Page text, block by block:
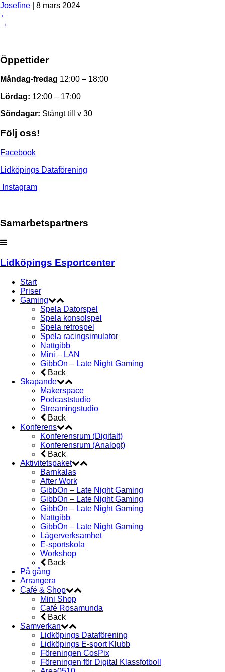
Josefine
8 mars 2024
←
→
Öppettider
Måndag-fredag 12:00 – 18:00
Lördag: 12:00 – 17:00
Söndagar: Stängt till v 30
Följ oss!
Facebook
Lidköpings Dataförening
Instagram
Samarbetspartners
Lidköpings Esportcenter
Start
Priser
Gaming
Spela Datorspel
Spela konsolspel
Spela retrospel
Spela racingsimulator
Nattgibb
Mini – LAN
GibbOn – Late Night Gaming
Back
Skapande
Makerspace
Podcaststudio
Streamingstudio
Back
Konferens
Konferensrum (Digitalt)
Konferensrum (Analogt)
Back
Aktivitetspaket
Barnkalas
After Work
GibbOn – Late Night Gaming
GibbOn – Late Night Gaming
GibbOn – Late Night Gaming
Nattgibb
GibbOn – Late Night Gaming
Lägerverksamhet
E-sportskola
Workshop
Back
På gång
Arrangera
Café & Shop
Mini Shop
Café Rosamunda
Back
Samverkan
Lidköpings Dataförening
Lidköpings E-sport Klubb
Föreningen CosPix
Föreningen för Digital Klassfotboll